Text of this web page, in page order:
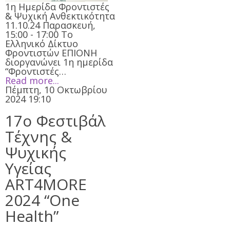
1η Ημερίδα Φροντιστές
& Ψυχική Ανθεκτικότητα
11.10.24 Παρασκευή,
15:00 - 17:00 Το
Ελληνικό Δίκτυο
Φροντιστών ΕΠΙΟΝΗ
διοργανώνει 1η ημερίδα
“Φροντιστές…
Read more...
Πέμπτη, 10 Οκτωβρίου
2024 19:10
17ο Φεστιβάλ
Τέχνης &
Ψυχικής
Υγείας
ART4MORE
2024 “One
Health”